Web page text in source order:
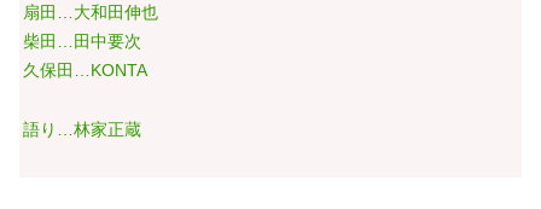
扇田…大和田伸也
柴田…田中要次
久保田…KONTA
語り…林家正蔵